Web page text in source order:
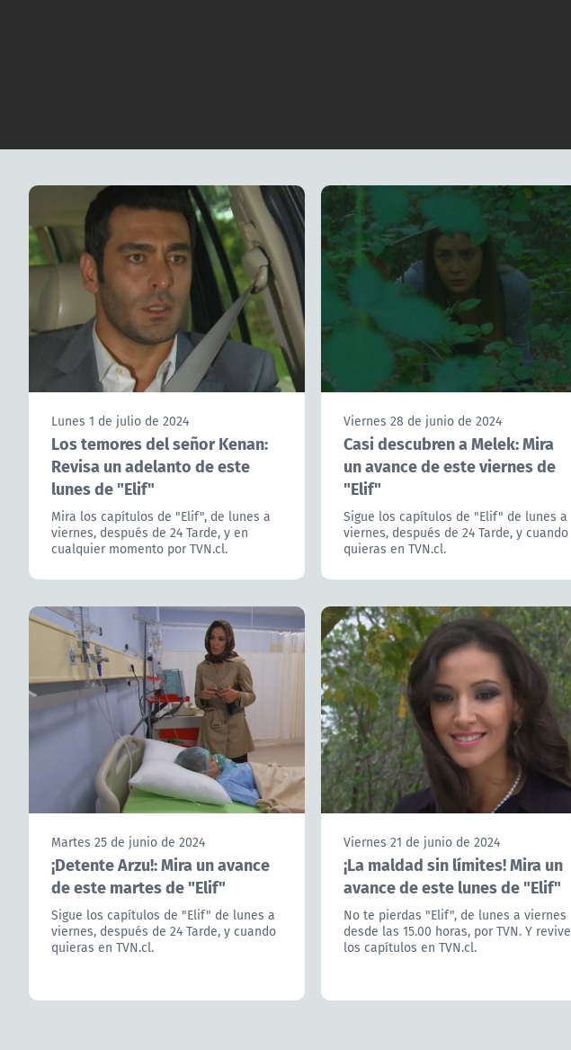
Lunes 1 de julio de 2024
Los temores del señor Kenan:
Revisa un adelanto de este
lunes de "Elif"
Mira los capítulos de "Elif", de lunes a
viernes, después de 24 Tarde, y en
cualquier momento por TVN.cl.
Viernes 28 de junio de 2024
Casi descubren a Melek: Mira
un avance de este viernes de
"Elif"
Sigue los capítulos de "Elif" de lunes a
viernes, después de 24 Tarde, y cuando
quieras en TVN.cl.
Martes 25 de junio de 2024
¡Detente Arzu!: Mira un avance
de este martes de "Elif"
Sigue los capítulos de "Elif" de lunes a
viernes, después de 24 Tarde, y cuando
quieras en TVN.cl.
Viernes 21 de junio de 2024
¡La maldad sin límites! Mira un
avance de este lunes de "Elif"
No te pierdas "Elif", de lunes a viernes
desde las 15.00 horas, por TVN. Y revive
los capítulos en TVN.cl.